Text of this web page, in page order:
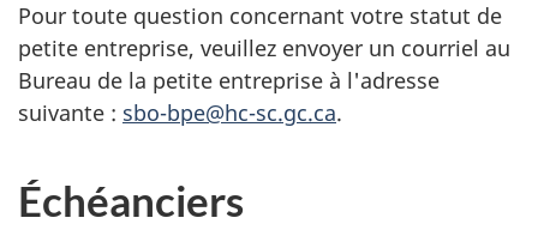
Pour toute question concernant votre statut de
petite entreprise, veuillez envoyer un courriel au
Bureau de la petite entreprise à l'adresse
suivante : sbo-bpe@hc-sc.gc.ca.
Échéanciers